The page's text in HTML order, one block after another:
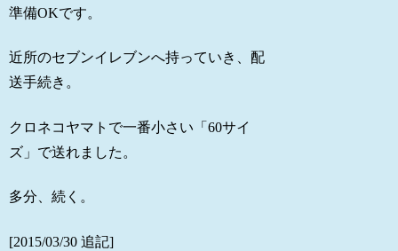
準備OKです。
近所のセブンイレブンへ持っていき、配
送手続き。
クロネコヤマトで一番小さい「60サイ
ズ」で送れました。
多分、続く。
[2015/03/30 追記]